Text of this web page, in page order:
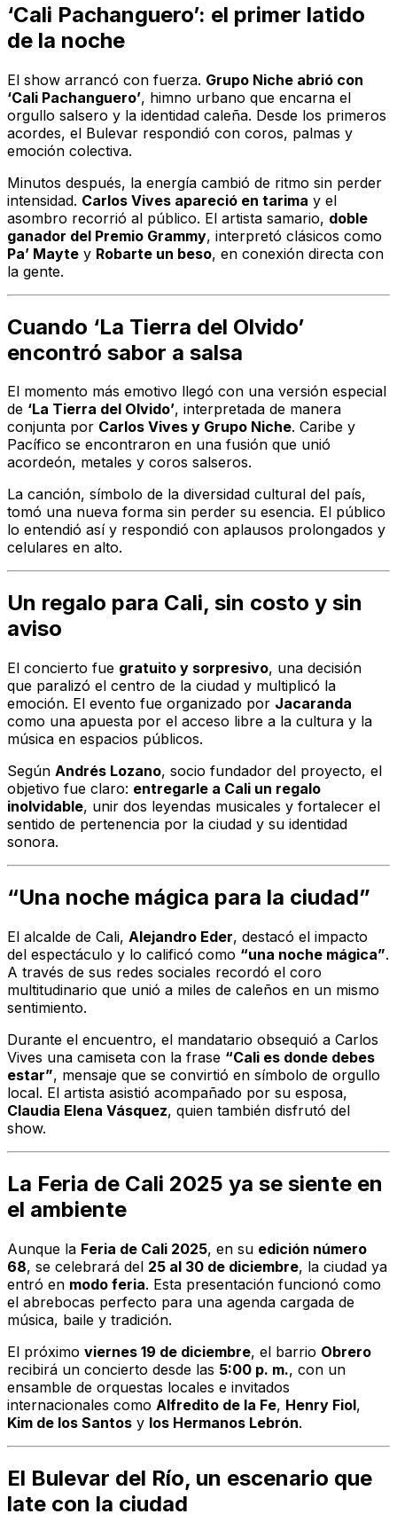
‘Cali Pachanguero’: el primer latido
de la noche
El show arrancó con fuerza. Grupo Niche abrió con
‘Cali Pachanguero’, himno urbano que encarna el
orgullo salsero y la identidad caleña. Desde los primeros
acordes, el Bulevar respondió con coros, palmas y
emoción colectiva.
Minutos después, la energía cambió de ritmo sin perder
intensidad. Carlos Vives apareció en tarima y el
asombro recorrió al público. El artista samario, doble
ganador del Premio Grammy, interpretó clásicos como
Pa’ Mayte y Robarte un beso, en conexión directa con
la gente.
Cuando ‘La Tierra del Olvido’
encontró sabor a salsa
El momento más emotivo llegó con una versión especial
de ‘La Tierra del Olvido’, interpretada de manera
conjunta por Carlos Vives y Grupo Niche. Caribe y
Pacífico se encontraron en una fusión que unió
acordeón, metales y coros salseros.
La canción, símbolo de la diversidad cultural del país,
tomó una nueva forma sin perder su esencia. El público
lo entendió así y respondió con aplausos prolongados y
celulares en alto.
Un regalo para Cali, sin costo y sin
aviso
El concierto fue gratuito y sorpresivo, una decisión
que paralizó el centro de la ciudad y multiplicó la
emoción. El evento fue organizado por Jacaranda
como una apuesta por el acceso libre a la cultura y la
música en espacios públicos.
Según Andrés Lozano, socio fundador del proyecto, el
objetivo fue claro: entregarle a Cali un regalo
inolvidable, unir dos leyendas musicales y fortalecer el
sentido de pertenencia por la ciudad y su identidad
sonora.
“Una noche mágica para la ciudad”
El alcalde de Cali, Alejandro Eder, destacó el impacto
del espectáculo y lo calificó como “una noche mágica”.
A través de sus redes sociales recordó el coro
multitudinario que unió a miles de caleños en un mismo
sentimiento.
Durante el encuentro, el mandatario obsequió a Carlos
Vives una camiseta con la frase “Cali es donde debes
estar”, mensaje que se convirtió en símbolo de orgullo
local. El artista asistió acompañado por su esposa,
Claudia Elena Vásquez, quien también disfrutó del
show.
La Feria de Cali 2025 ya se siente en
el ambiente
Aunque la Feria de Cali 2025, en su edición número
68, se celebrará del 25 al 30 de diciembre, la ciudad ya
entró en modo feria. Esta presentación funcionó como
el abrebocas perfecto para una agenda cargada de
música, baile y tradición.
El próximo viernes 19 de diciembre, el barrio Obrero
recibirá un concierto desde las 5:00 p. m., con un
ensamble de orquestas locales e invitados
internacionales como Alfredito de la Fe, Henry Fiol,
Kim de los Santos y los Hermanos Lebrón.
El Bulevar del Río, un escenario que
late con la ciudad